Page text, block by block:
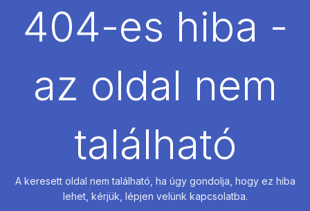
BÉREL
404-es hiba -
az oldal nem
található
A keresett oldal nem található, ha úgy gondolja, hogy ez hiba
lehet, kérjük, lépjen velünk kapcsolatba.